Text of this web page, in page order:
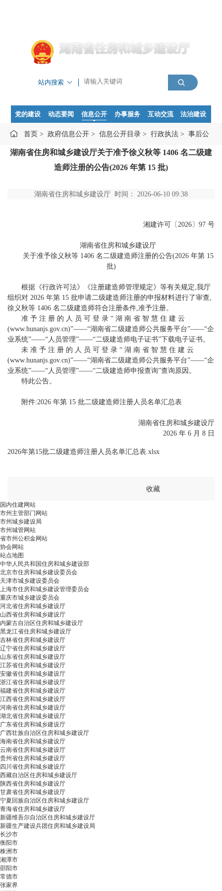
站内搜索
党的建设 动态要闻 信息公开 办事服务 互动交流 法治建设
首页 > 政府信息公开 > 信息公开目录 > 行政执法 > 事后公
>行政许可
湖南省住房和城乡建设厅关于准予徐义秋等 1406 名二级建
造师注册的公告(2026 年第 15 批)
湖南省住房和城乡建设厅 时间： 2026-06-10 09:38
湘建许可〔2026〕97 号
湖南省住房和城乡建设厅
关于准予徐义秋等 1406 名二级建造师注册的公告(2026 年第 15
批)
根据《行政许可法》《注册建造师管理规定》等有关规定,我厅
组织对 2026 年第 15 批申请二级建造师注册的申报材料进行了审查,
徐义秋等 1406 名二级建造师符合注册条件,准予注册。
准 予 注 册 的 人 员 可 登 录 “ 湖 南 省 智 慧 住 建 云
(www.hunanjs.gov.cn)”——“湖南省二级建造师公共服务平台”——“企
业系统”——“人员管理”——“二级建造师电子证书”下载电子证书。
未 准 予 注 册 的 人 员 可 登 录 “ 湖 南 省 智 慧 住 建 云
(www.hunanjs.gov.cn)”——“湖南省二级建造师公共服务平台”——“企
业系统”——“人员管理”——“二级建造师申报查询”查询原因。
特此公告。
附件:2026 年第 15 批二级建造师注册人员名单汇总表
湖南省住房和城乡建设厅
2026 年 6 月 8 日
2026年第15批二级建造师注册人员名单汇总表.xlsx
收藏
国内住建网站
市州主管部门网站
市州城乡建设局
市州城管网站
省市州公积金网站
协会网站
站点地图
中华人民共和国住房和城乡建设部
北京市住房和城乡建设委员会
天津市城乡建设委员会
上海市住房和城乡建设管理委员会
重庆市城乡建设委员会
河北省住房和城乡建设厅
山西省住房和城乡建设厅
内蒙古自治区住房和城乡建设厅
黑龙江省住房和城乡建设厅
吉林省住房和城乡建设厅
辽宁省住房和城乡建设厅
山东省住房和城乡建设厅
江苏省住房和城乡建设厅
安徽省住房和城乡建设厅
浙江省住房和城乡建设厅
福建省住房和城乡建设厅
江西省住房和城乡建设厅
河南省住房和城乡建设厅
湖北省住房和城乡建设厅
广东省住房和城乡建设厅
广西壮族自治区住房和城乡建设厅
海南省住房和城乡建设厅
云南省住房和城乡建设厅
贵州省住房和城乡建设厅
四川省住房和城乡建设厅
西藏自治区住房和城乡建设厅
陕西省住房和城乡建设厅
甘肃省住房和城乡建设厅
宁夏回族自治区住房和城乡建设厅
青海省住房和城乡建设厅
新疆维吾尔自治区住房和城乡建设厅
新疆生产建设兵团住房和城乡建设局
长沙市
衡阳市
株洲市
湘潭市
邵阳市
常德市
张家界